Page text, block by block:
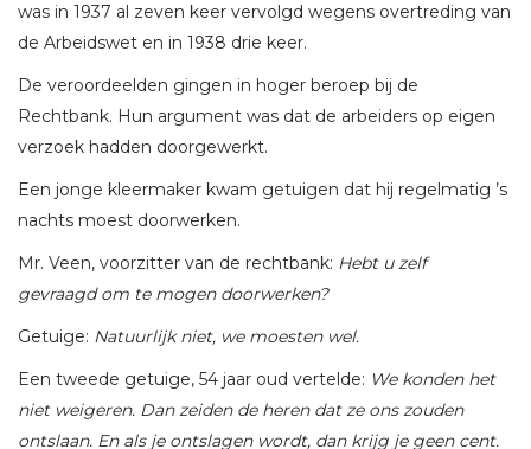
was in 1937 al zeven keer vervolgd wegens overtreding van
de Arbeidswet en in 1938 drie keer.
De veroordeelden gingen in hoger beroep bij de
Rechtbank. Hun argument was dat de arbeiders op eigen
verzoek hadden doorgewerkt.
Een jonge kleermaker kwam getuigen dat hij regelmatig ’s
nachts moest doorwerken.
Mr. Veen, voorzitter van de rechtbank: Hebt u zelf
gevraagd om te mogen doorwerken?
Getuige: Natuurlijk niet, we moesten wel.
Een tweede getuige, 54 jaar oud vertelde: We konden het
niet weigeren. Dan zeiden de heren dat ze ons zouden
ontslaan. En als je ontslagen wordt, dan krijg je geen cent.